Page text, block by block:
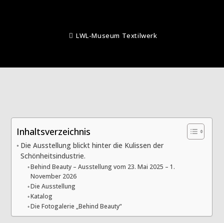
LWL-Museum Textilwerk
Inhaltsverzeichnis
Die Ausstellung blickt hinter die Kulissen der
Schönheitsindustrie.
Behind Beauty – Ausstellung vom 23. Mai 2025 – 1.
November 2026
Die Ausstellung
Katalog
Die Fotogalerie „Behind Beauty“